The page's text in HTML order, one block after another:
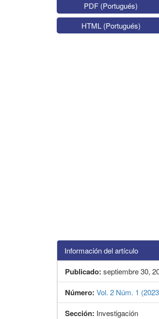
PDF (Portugués)
HTML (Portugués)
Información del artículo
Publicado: septiembre 30,
Número: Vol. 2 Núm. 1
Sección: Investigación